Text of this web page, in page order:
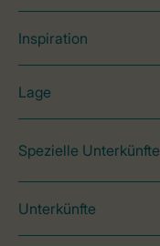
Inspiration
Lage
Spezielle Unterkünfte
Unterkünfte